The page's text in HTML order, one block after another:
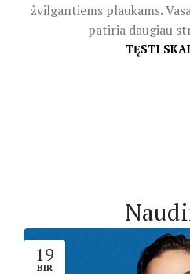
žvilgantiems plaukams.
patiria daugiau
TĘSTI
19
BIR